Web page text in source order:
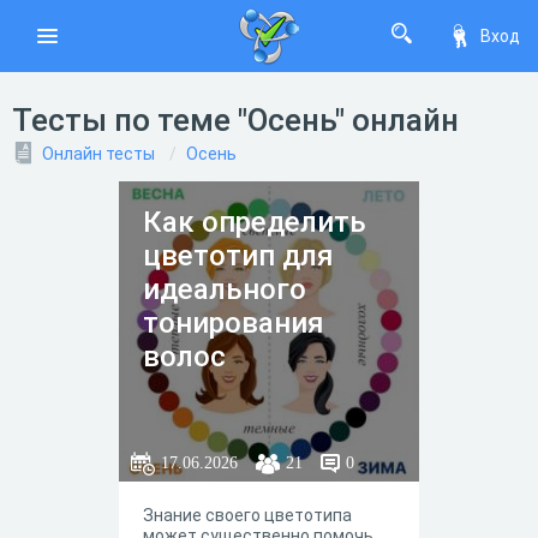
Вход
Тесты по теме "Осень" онлайн
Онлайн тесты Осень
Как определить
цветотип для
идеального
тонирования
волос
17.06.2026 21 0
Знание своего цветотипа